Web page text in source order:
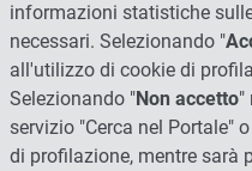
informazioni statistiche
necessari. Selezionando "
all'utilizzo di cookie di
Selezionando "Non accetto"
servizio "Cerca nel Portale"
di profilazione, mentre sarà